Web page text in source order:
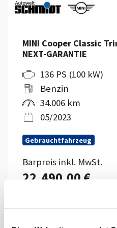
MINI Cooper Classic
NEXT-GARANTIE
136 PS (100 kW)
Benzin
34.006 km
05/2023
Gebrauchtfahrzeug
Barpreis inkl. MwSt.
22.490,00 €